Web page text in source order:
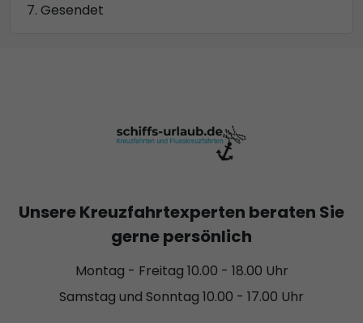
Gesendet
Unsere Kreuzfahrtexperten beraten Sie
gerne persönlich
Montag - Freitag 10.00 - 18.00 Uhr
Samstag und Sonntag 10.00 - 17.00 Uhr